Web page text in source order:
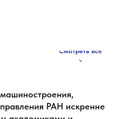
Смотреть все
>
РАН искренне